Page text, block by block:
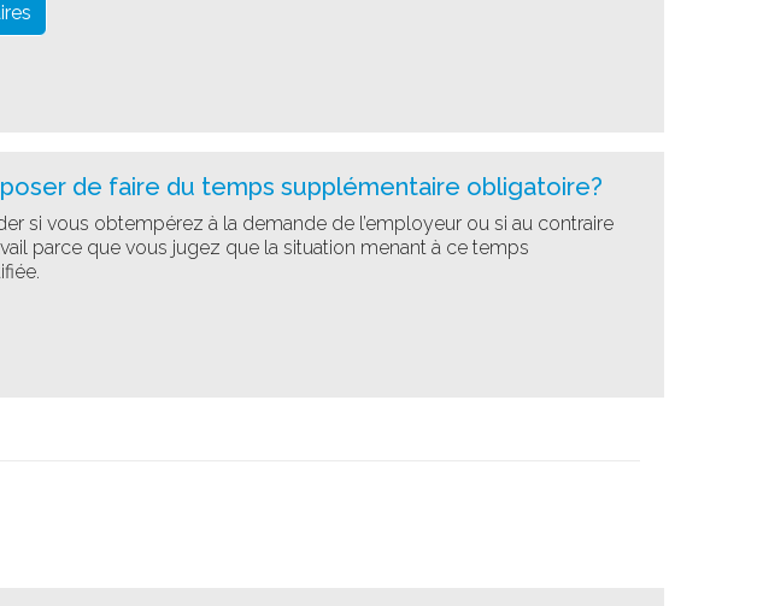
de faire du temps supplémentaire obligatoire?
si vous obtempérez à la demande de l’employeur ou si au contraire
parce que vous jugez que la situation menant à ce temps